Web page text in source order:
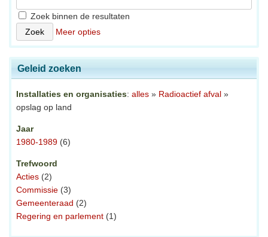
Zoek binnen de resultaten
Meer opties
Geleid zoeken
Installaties en organisaties: alles » Radioactief afval »
opslag op land
Jaar
1980-1989 (6)
Trefwoord
Acties (2)
Commissie (3)
Gemeenteraad (2)
Regering en parlement (1)